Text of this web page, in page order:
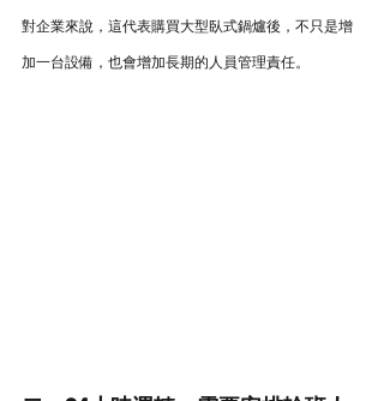
對企業來說，這代表購買大型臥式鍋爐後，不只是增
加一台設備，也會增加長期的人員管理責任。